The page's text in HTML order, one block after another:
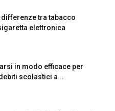
differenze tra tabacco
elettronica
in modo efficace per
scolastici a...